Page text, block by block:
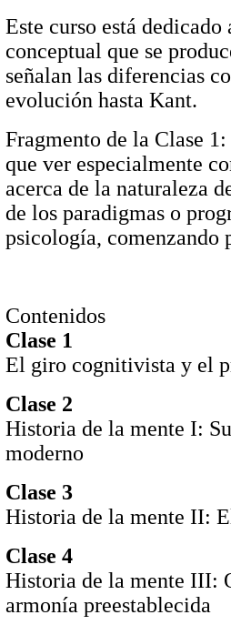
Este curso está
conceptual que se
señalan las diferencias
evolución hasta Kant.
Fragmento de la Clase
que ver especialmente
acerca de la naturaleza
de los paradigmas o
psicología, comenzando
Contenidos
Clase 1
El giro cognitivista y el
Clase 2
Historia de la mente I:
moderno
Clase 3
Historia de la mente II:
Clase 4
Historia de la mente III:
armonía preestablecida